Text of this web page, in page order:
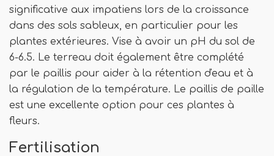
significative aux impatiens lors de la croissance
dans des sols sableux, en particulier pour les
plantes extérieures. Vise à avoir un pH du sol de
6-6.5. Le terreau doit également être complété
par le paillis pour aider à la rétention d'eau et à
la régulation de la température. Le paillis de paille
est une excellente option pour ces plantes à
fleurs.
Fertilisation